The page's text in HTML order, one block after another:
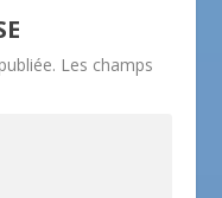
Les champs